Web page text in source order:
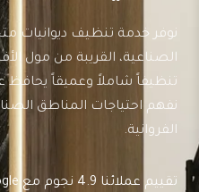
نوفر خدمة تنظيف
الصناعية، القريبة من مول
تنظيفاً شاملاً وعميقاً يحافظ
نفهم احتياجات المناطق
الفروانية.
تقييم عملائنا 4.9 نجوم مع Google